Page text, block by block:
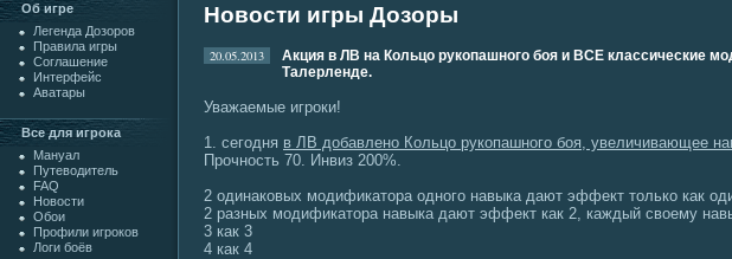
Oб игре
Легенда Дозоров
Правила игры
Cоглашение
Интерфейс
Аватары
Все для игрока
Мануал
Путеводитель
FAQ
Новости
Обои
Профили игроков
Логи боёв
Новости игры Дозоры
20.05.2013
Акция в ЛВ на Кольцо рукопашного боя и ВСЕ классические
Талерленде.
Уважаемые игроки!
1. сегодня в ЛВ добавлено Кольцо рукопашного боя, увеличивающее
Прочность 70. Инвиз 200%.
2 одинаковых модификатора одного навыка дают эффект только как
2 разных модификатора навыка дают эффект как 2, каждый своему
3 как 3
4 как 4